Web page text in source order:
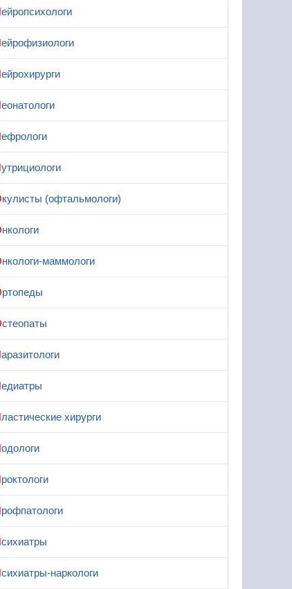
Нейропсихологи
Нейрофизиологи
Нейрохирурги
Неонатологи
Нефрологи
Нутрициологи
Окулисты (офтальмологи)
Онкологи
Онкологи-маммологи
Ортопеды
Остеопаты
Паразитологи
Педиатры
Пластические хирурги
Подологи
Проктологи
Профпатологи
Психиатры
Психиатры-наркологи